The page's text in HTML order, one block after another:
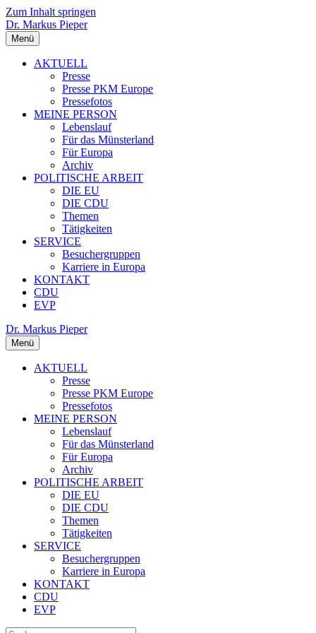
Zum Inhalt springen
Dr. Markus Pieper
Menü
AKTUELL
Presse
Presse PKM Europe
Pressefotos
MEINE PERSON
Lebenslauf
Für das Münsterland
Für Europa
Archiv
POLITISCHE ARBEIT
DIE EU
DIE CDU
Themen
Tätigkeiten
SERVICE
Besuchergruppen
Karriere in Europa
KONTAKT
CDU
EVP
Dr. Markus Pieper
Menü
AKTUELL
Presse
Presse PKM Europe
Pressefotos
MEINE PERSON
Lebenslauf
Für das Münsterland
Für Europa
Archiv
POLITISCHE ARBEIT
DIE EU
DIE CDU
Themen
Tätigkeiten
SERVICE
Besuchergruppen
Karriere in Europa
KONTAKT
CDU
EVP